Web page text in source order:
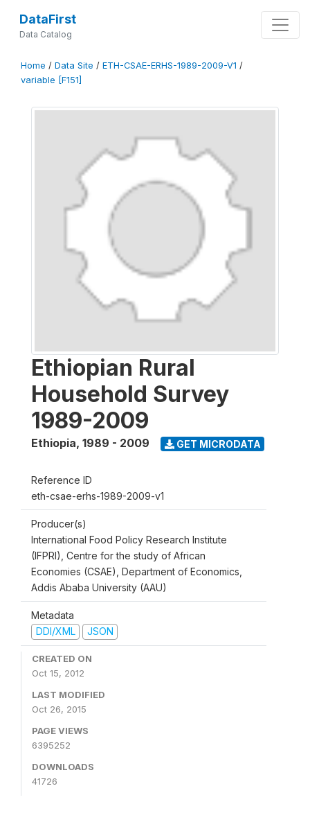
DataFirst
Data Catalog
Home / Data Site / ETH-CSAE-ERHS-1989-2009-V1 /
variable [F151]
Ethiopian Rural
Household Survey
1989-2009
Ethiopia, 1989 - 2009 GET MICRODATA
Reference ID
eth-csae-erhs-1989-2009-v1
Producer(s)
International Food Policy Research Institute
(IFPRI), Centre for the study of African
Economies (CSAE), Department of Economics,
Addis Ababa University (AAU)
Metadata
DDI/XML
JSON
CREATED ON
Oct 15, 2012
LAST MODIFIED
Oct 26, 2015
PAGE VIEWS
6395252
DOWNLOADS
41726